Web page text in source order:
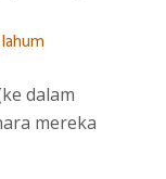
dalam
mereka